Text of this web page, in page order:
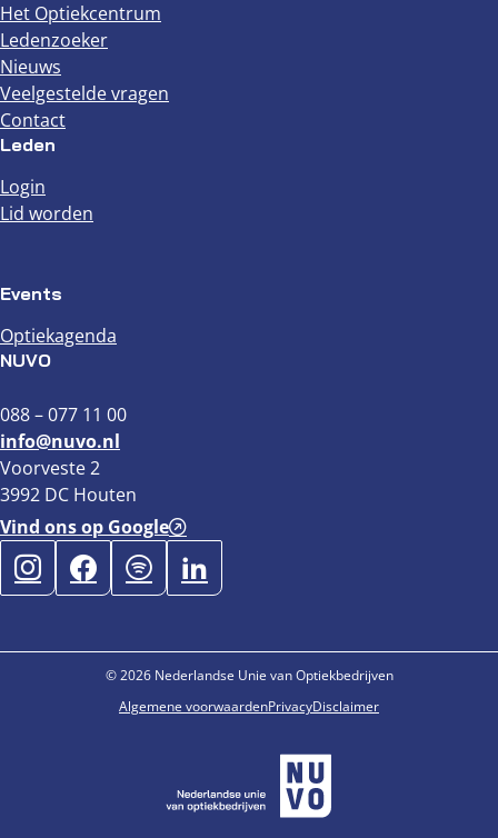
Het Optiekcentrum
Ledenzoeker
Nieuws
Veelgestelde vragen
Contact
Leden
Login
Lid worden
Events
Optiekagenda
NUVO
088 – 077 11 00
info@nuvo.nl
Voorveste 2
3992 DC Houten
Vind ons op Google
© 2026 Nederlandse Unie van Optiekbedrijven
Algemene voorwaardenPrivacyDisclaimer